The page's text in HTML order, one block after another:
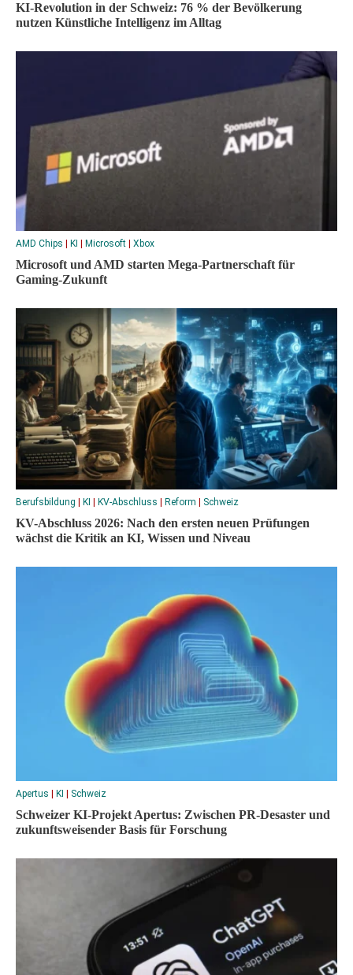
KI-Revolution in der Schweiz: 76 % der Bevölkerung
nutzen Künstliche Intelligenz im Alltag
AMD Chips KI Microsoft Xbox
Microsoft und AMD starten Mega-Partnerschaft für
Gaming-Zukunft
Berufsbildung | KI | KV-Abschluss | Reform | Schweiz
KV-Abschluss 2026: Nach den ersten neuen Prüfungen
wächst die Kritik an KI, Wissen und Niveau
Apertus | KI | Schweiz
Schweizer KI-Projekt Apertus: Zwischen PR-Desaster und
zukunftsweisender Basis für Forschung